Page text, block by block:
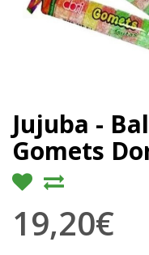
Jujuba -
Gomets
19,20€